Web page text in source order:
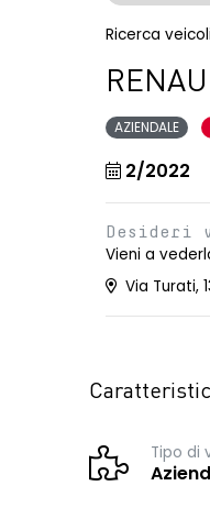
Ricerca
AZIENDALE
2/2022
Desideri
Vieni a
Via Turati,
Tipo di